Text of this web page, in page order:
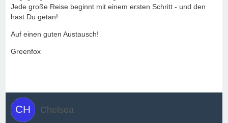
Jede große Reise beginnt mit einem ersten Schritt - und den
hast Du getan!
Auf einen guten Austausch!
Greenfox
Chelsea